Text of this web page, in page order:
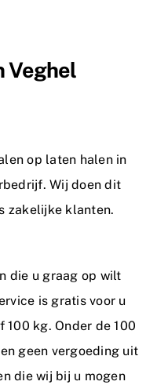
Veghel
op laten halen in
Wij doen dit
zakelijke klanten.
die u graag op wilt
is gratis voor u
kg. Onder de 100
geen vergoeding uit
die wij bij u mogen